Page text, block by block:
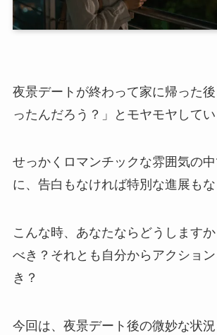
夜景デートが終わって家に帰った
ったんだろう？」とモヤモヤしてい
せっかくロマンチックな雰囲気の
に、告白もなければ特別な進展も
こんな時、あなたならどうします
べき？それとも自分からアクショ
き？
今回は、夜景デート後の微妙な状